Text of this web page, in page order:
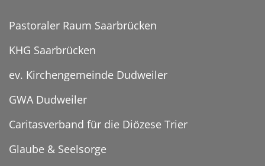
Pastoraler Raum Saarbrücken
KHG Saarbrücken
ev. Kirchengemeinde Dudweiler
GWA Dudweiler
Caritasverband für die Diözese Trier
Glaube & Seelsorge